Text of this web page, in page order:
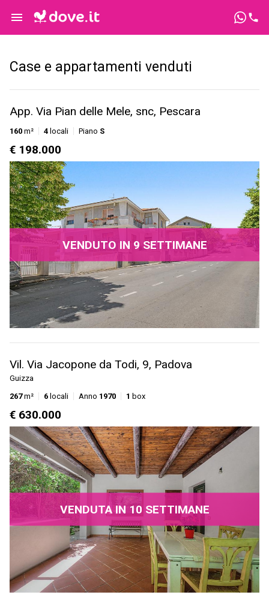
Case e appartamenti venduti
App. Via Pian delle Mele, snc, Pescara
160 m² 4 locali Piano S
€ 198.000
VENDUTO IN 9 SETTIMANE
Vil. Via Jacopone da Todi, 9, Padova
Guizza
267m² 6 locali Anno 1970 1 box
€ 630.000
VENDUTA IN 10 SETTIMANE